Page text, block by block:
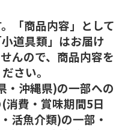
「商品内容」として
道具類」はお届け
んので、商品内容を
さい。
沖縄県)の一部への
消費・賞味期間5日
活魚介類)の一部・